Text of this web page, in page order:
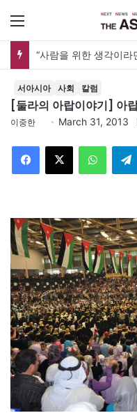
서아시아 사회 칼럼
[둘라의 아랍이야기] 아
이중한 March 31, 2013